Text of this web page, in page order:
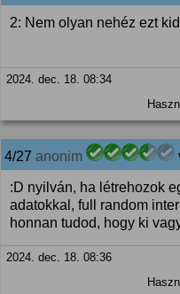
2: Nem olyan nehéz ezt
2024. dec. 18. 08:34
4/27 anonim
:D nyilván, ha létrehozok
adatokkal, full random
honnan tudod, hogy ki
2024. dec. 18. 08:36